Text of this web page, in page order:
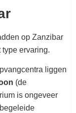
op Zanzibar
ervaring.
liggen
(de
is ongeveer